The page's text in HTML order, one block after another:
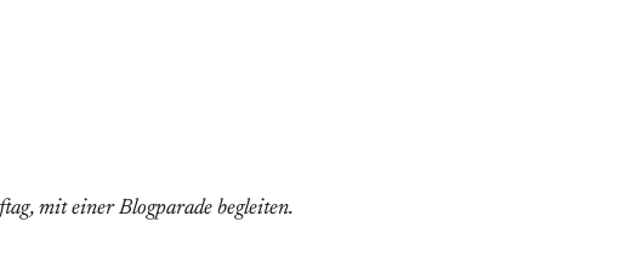
mit einer Blogparade begleiten.